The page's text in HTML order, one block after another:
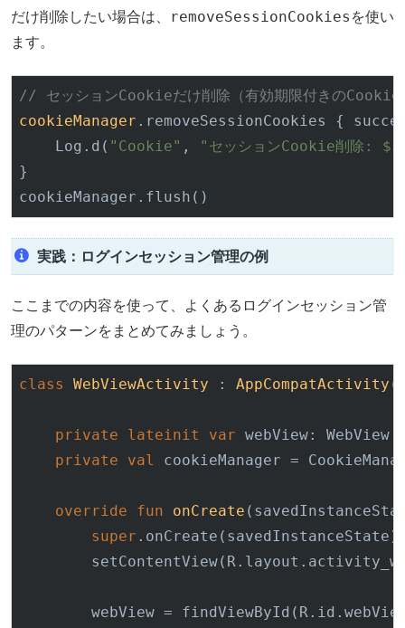
だけ削除したい場合は、
removeSessionCookies を使い
ます。
// セッションCookieだけ削除（有効期限付きのCookie
cookieManager .removeSessionCookies {
    Log.d(
"Cookie" ,
"セッションCookie削除:
}
実践：ログインセッション管理の例
ここまでの内容を使って、よくあるログインセッション管
理のパターンをまとめてみましょう。
class WebViewActivity : AppCompatActivity
private lateinit var webView: WebView
private
val cookieManager =
override fun onCreate
super .onCreate(savedInstanceState)
webView =